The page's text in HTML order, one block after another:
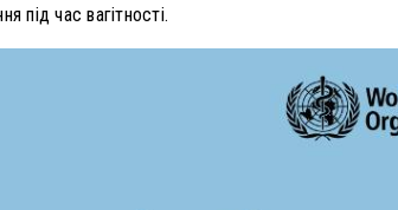
під час вагітності.